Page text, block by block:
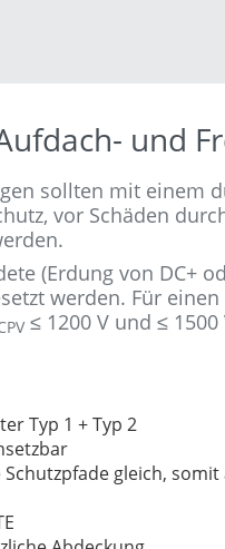
und
sollten mit einem
vor Schäden
(Erdung von DC+
werden. Für
≤ 1200 V und ≤
Typ 1 + Typ 2
gleich,